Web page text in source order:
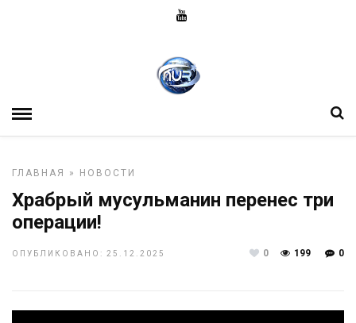
ГЛАВНАЯ » НОВОСТИ
Храбрый мусульманин перенес три
операции!
ОПУБЛИКОВАНО: 25.12.2025 0
199
0